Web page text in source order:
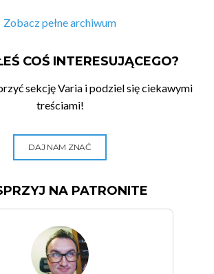
Zobacz pełne archiwum
COŚ INTERESUJĄCEGO?
sekcję Varia i podziel się ciekawymi
treściami!
DAJ NAM ZNAĆ
NA PATRONITE